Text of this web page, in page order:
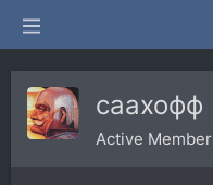
саахофф
Active Member